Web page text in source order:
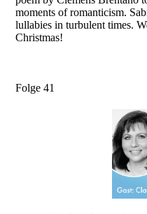
moments of romanticism.
lullabies in turbulent times.
Christmas!
Folge 41